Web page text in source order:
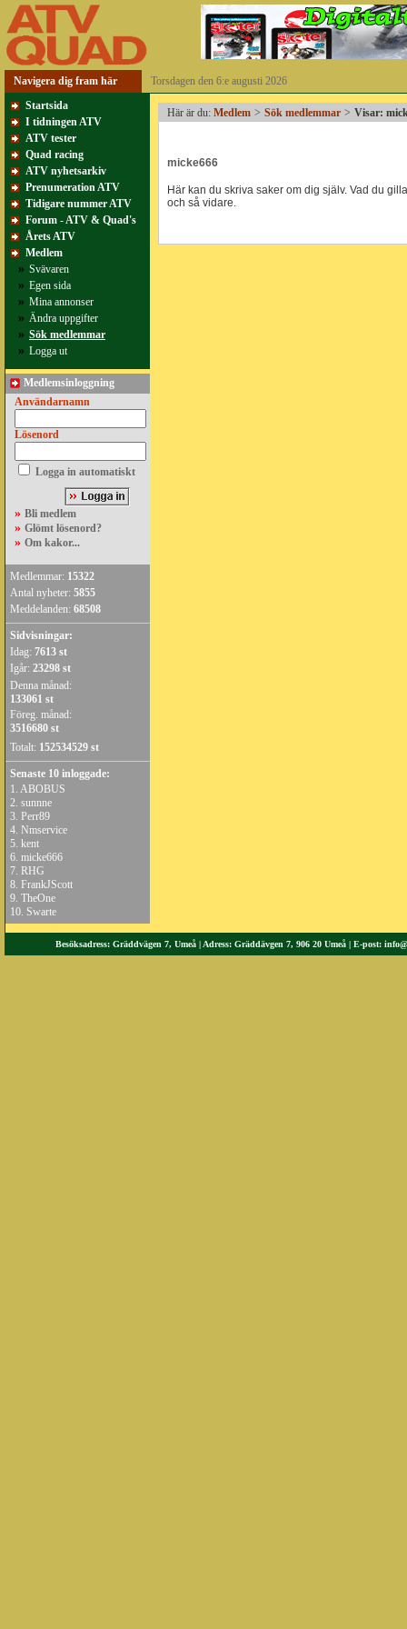
Navigera dig fram här
Torsdagen den 6:e augusti 2026
Startsida
I tidningen ATV
ATV tester
Quad racing
ATV nyhetsarkiv
Prenumeration ATV
Tidigare nummer ATV
Forum - ATV & Quad's
Årets ATV
Medlem
» Svävaren
» Egen sida
» Mina annonser
» Ändra uppgifter
» Sök medlemmar
» Logga ut
Medlemsinloggning
Användarnamn
Lösenord
Logga in automatiskt
» Bli medlem
» Glömt lösenord?
» Om kakor...
Medlemmar: 15322
Antal nyheter: 5855
Meddelanden: 68508
Sidvisningar:
Idag: 7613 st
Igår: 23298 st
Denna månad:
133061 st
Föreg. månad:
3516680 st
Totalt: 152534529 st
Senaste 10 inloggade:
1. ABOBUS
2. sunnne
3. Perr89
4. Nmservice
5. kent
6. micke666
7. RHG
8. FrankJScott
9. TheOne
10. Swarte
Här är du: Medlem > Sök medlemmar > Visar:
micke666
Här kan du skriva saker om dig själv. Vad du
och så vidare.
Besöksadress: Gräddvägen 7, Umeå | Adress: Gräddävgen 7, 906 20 Umeå | E-post: